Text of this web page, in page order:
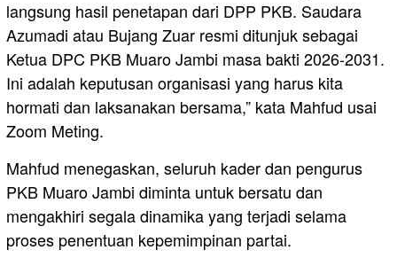
langsung hasil penetapan dari DPP PKB. Saudara
Azumadi atau Bujang Zuar resmi ditunjuk sebagai
Ketua DPC PKB Muaro Jambi masa bakti 2026-2031.
Ini adalah keputusan organisasi yang harus kita
hormati dan laksanakan bersama,” kata Mahfud usai
Zoom Meting.
Mahfud menegaskan, seluruh kader dan pengurus
PKB Muaro Jambi diminta untuk bersatu dan
mengakhiri segala dinamika yang terjadi selama
proses penentuan kepemimpinan partai.